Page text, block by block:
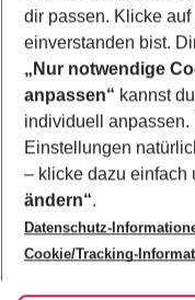
Footer
Footer navigation
Über uns
AGB
Bestpreisgarantie
Cookie-Einstellungen
Cookie-Richtlinie
Agenturbetreuung
Barrierefreies Reisen
Folge uns
dir passen. Klicke auf
einverstanden bist.
„Nur notwendige
anpassen“ kannst
individuell anpassen.
Einstellungen
– klicke dazu einfach
ändern“.
Datenschutz-
Cookie/Tracking-